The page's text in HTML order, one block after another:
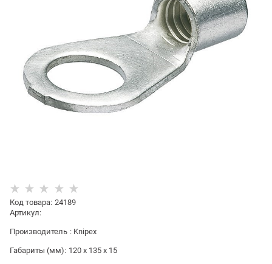
Код товара: 24189
Артикул:
Производитель : Knipex
Габариты (мм): 120 x 135 x 15